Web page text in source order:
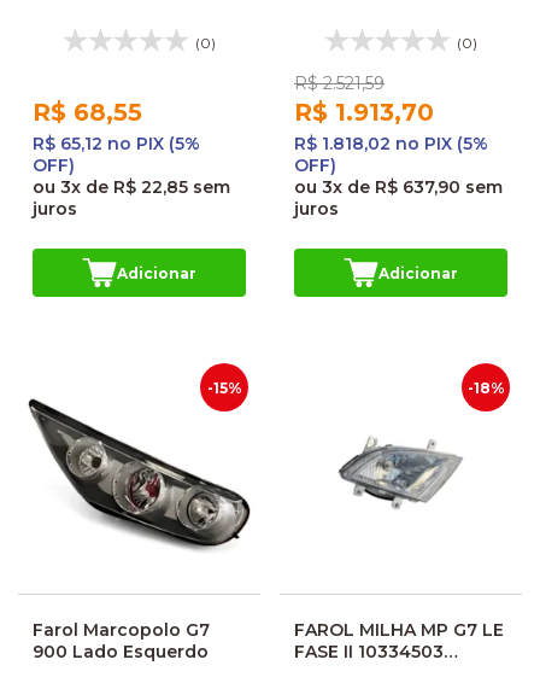
(0)
R$ 68,55
R$ 65,12 no PIX (5%
OFF)
ou 3x de R$ 22,85 sem
juros
Adicionar
(0)
R$ 2.521,59
R$ 1.913,70
R$ 1.818,02 no PIX (5%
OFF)
ou 3x de R$ 637,90 sem
juros
Adicionar
-15%
Farol Marcopolo G7
900 Lado Esquerdo
-18%
FAROL MILHA MP G7 LE
FASE II 10334503